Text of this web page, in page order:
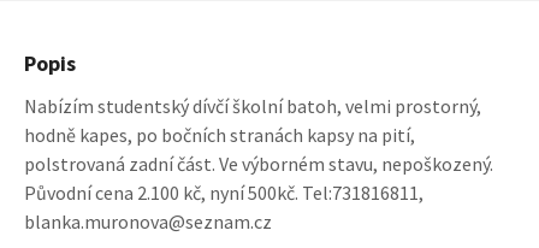
Popis
Nabízím studentský dívčí školní batoh, velmi prostorný,
hodně kapes, po bočních stranách kapsy na pití,
polstrovaná zadní část. Ve výborném stavu, nepoškozený.
Původní cena 2.100 kč, nyní 500kč. Tel:731816811,
blanka.muronova@seznam.cz